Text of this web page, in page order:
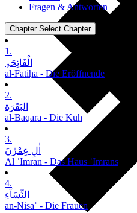
Fragen & Antworten
Chapter Select Chapter
1.
الْفَاتِحَۃِ
al-Fātiḥa - Die Eröffnende
2.
البَقَرَة
al-Baqara - Die Kuh
3.
اٰلِ عِمْرٰنَ
Āl ʿImrān - Das Haus ʿImrāns
4.
النِّسَآءِ
an-Nisāʾ - Die Frauen